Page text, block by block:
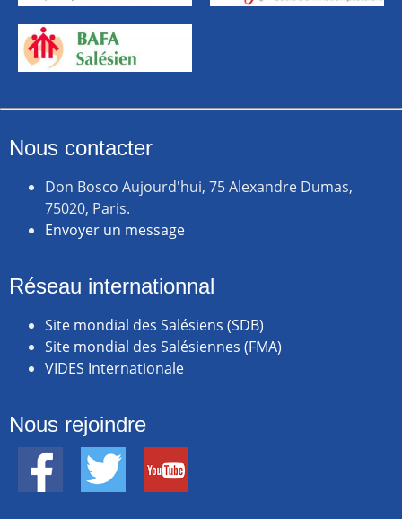
Nous contacter
Don Bosco Aujourd'hui, 75 Alexandre Dumas,
75020, Paris.
Envoyer un message
Réseau internationnal
Site mondial des Salésiens (SDB)
Site mondial des Salésiennes (FMA)
VIDES Internationale
Nous rejoindre